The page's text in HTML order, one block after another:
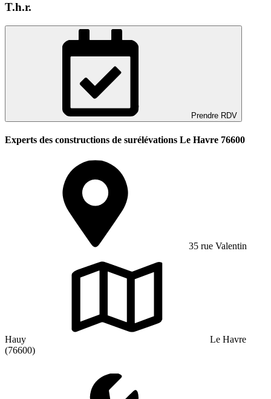
T.h.r.
Prendre RDV
Experts des constructions de surélévations Le Havre 76600
35 rue Valentin
Hauy
Le Havre
(76600)